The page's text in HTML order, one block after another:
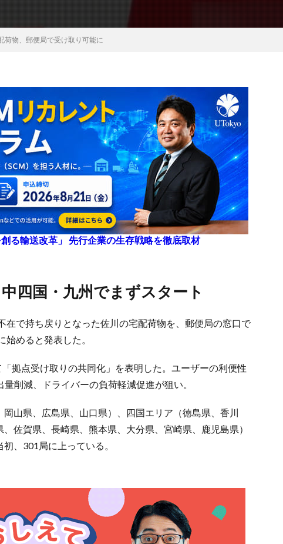
荷物、郵便局で受け取り可能に
る輸送改革」 先行企業の生存戦略を徹底取材
中四国・九州でまずスタート
在で持ち戻りとなった佐川の宅配荷物を、郵便局の窓口で
めると発表した。
拠点受け取りの共同化」を表明した。ユーザーの利便性
削減、ドライバーの負荷軽減促進が狙い。
山県、広島県、山口県）、四国エリア（徳島県、香川
佐賀県、長崎県、熊本県、大分県、宮崎県、鹿児島県）
、301局に上っている。